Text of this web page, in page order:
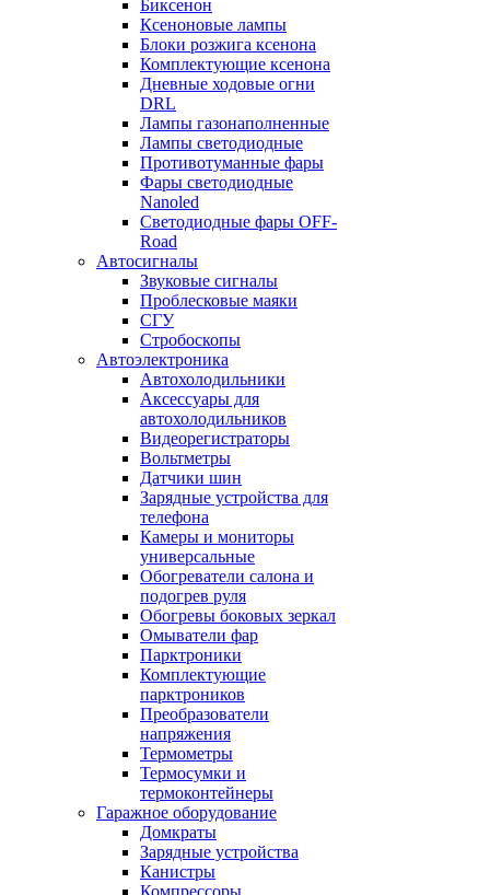
Биксенон
Ксеноновые лампы
Блоки розжига ксенона
Комплектующие ксенона
Дневные ходовые огни
DRL
Лампы газонаполненные
Лампы светодиодные
Противотуманные фары
Фары светодиодные
Nanoled
Светодиодные фары OFF-
Road
Автосигналы
Звуковые сигналы
Проблесковые маяки
СГУ
Стробоскопы
Автоэлектроника
Автохолодильники
Аксессуары для
автохолодильников
Видеорегистраторы
Вольтметры
Датчики шин
Зарядные устройства для
телефона
Камеры и мониторы
универсальные
Обогреватели салона и
подогрев руля
Обогревы боковых зеркал
Омыватели фар
Парктроники
Комплектующие
парктроников
Преобразователи
напряжения
Термометры
Термосумки и
термоконтейнеры
Гаражное оборудование
Домкраты
Зарядные устройства
Канистры
Компрессоры